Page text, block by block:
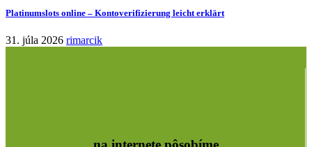
Platinumslots online – Kontoverifizierung leicht erklärt
31. júla 2026 rimarcik